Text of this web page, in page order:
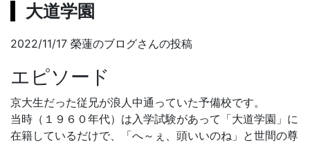
大道学園
2022/11/17 榮蓮のブログさんの投稿
エピソード
京大生だった従兄が浪人中通っていた予備校です。
当時（１９６０年代）は入学試験があって「大道学園」に
在籍しているだけで、「へ～ぇ、頭いいのね」と世間の尊